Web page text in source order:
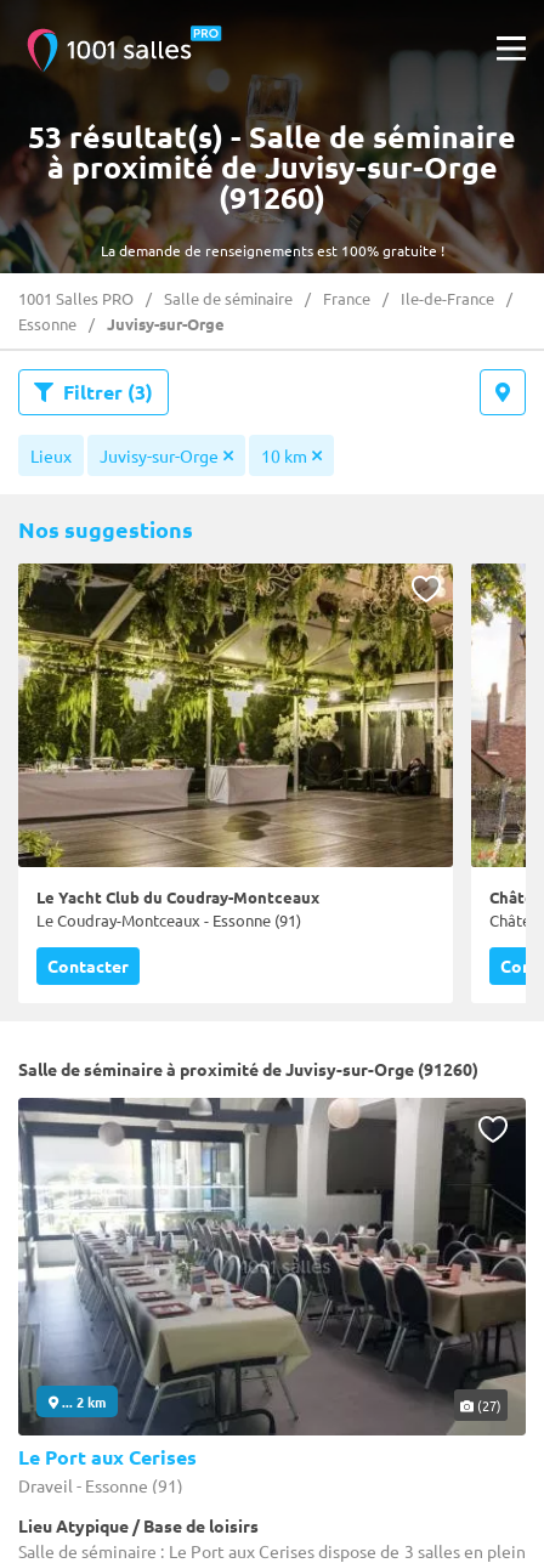
La demande de renseignements est 100% gratuite !
53 résultat(s) - Salle de séminaire
à proximité de Juvisy-sur-Orge
(91260)
1001 Salles PRO Salle de séminaire France
Ile-de-France
Essonne
Juvisy-sur-Orge
Filtrer (3)
Lieux Juvisy-sur-Orge 10 km
Nos suggestions
Le Yacht Club du Coudray-Montceaux
Le Coudray-Montceaux - Essonne (91)
Contacter
Salle de séminaire à proximité de Juvisy-sur-Orge (91260)
... 2 km (27)
Le Port aux Cerises
Draveil - Essonne (91)
Lieu Atypique / Base de loisirs
Salle de séminaire : Le Port aux Cerises dispose de 3 salles en plein